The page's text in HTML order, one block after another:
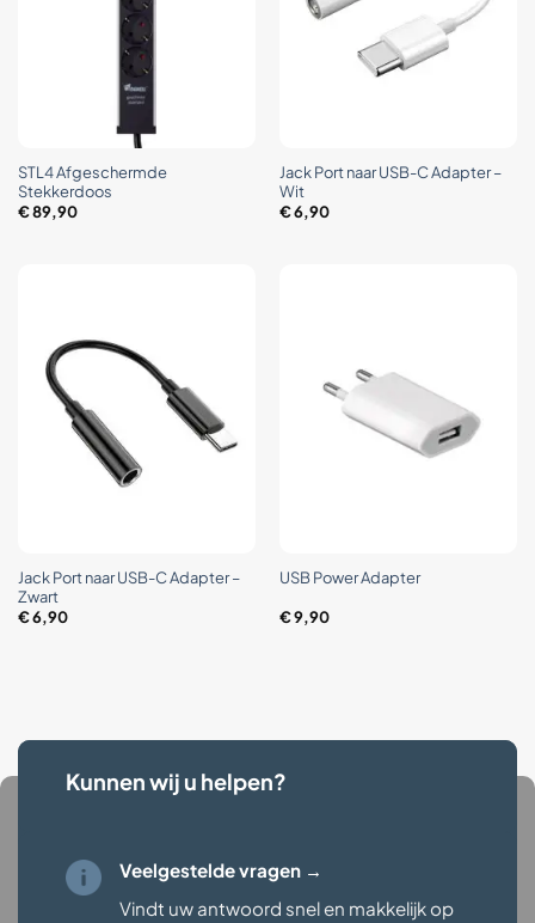
STL4 Afgeschermde
Stekkerdoos
€89,90
Jack Port naar USB-C Adapter –
Wit
€6,90
Jack Port naar USB-C Adapter –
Zwart
€6,90
USB Power Adapter
€9,90
Kunnen wij u helpen?
Veelgestelde vragen →
Vindt uw antwoord snel en makkelijk op